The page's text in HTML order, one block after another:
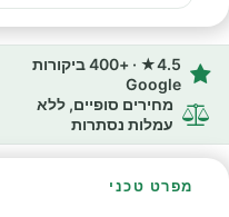
4.5★ · +400 ביקורות
Google
מחירים סופיים, ללא
עמלות נסתרות
מפרט טכני